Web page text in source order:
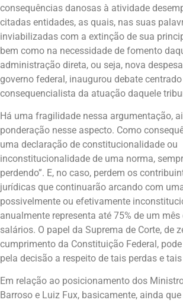
consequências danosas à atividade
citadas entidades, as quais, nas suas
inviabilizadas com a extinção de sua
bem como na necessidade de fomento
administração direta, ou seja, nova
governo federal, inaugurou debate
consequencialista da atuação daquele
Há uma fragilidade nessa argumentação,
ponderação nesse aspecto. Como
uma declaração de constitucionalidade ou
inconstitucionalidade de uma norma,
perdendo”. E, no caso, perdem os
jurídicas que continuarão arcando com
possivelmente ou efetivamente
anualmente representa até 75% de um
salários. O papel da Suprema de Corte, de
cumprimento da Constituição Federal,
pela decisão a respeito de tais perdas e
Em relação ao posicionamento dos
Barroso e Luiz Fux, basicamente, ainda